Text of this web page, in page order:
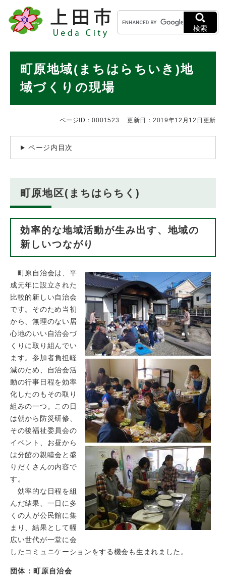
メニューを飛ばして本文へ
キ
ー
ワ
検
検索
町原地域(まちはらちいき)地
域づくりの現場
ページID：0001523 更新日：2019年12月12日更新
ページ内目次
町原地区(まちはらちく)
効率的な地域活動が生み出す、地域の
新しいつながり
町原自治会は、平
成元年に設立された
比較的新しい自治会
です。そのため当初
から、無理のない居
心地のいい自治会づ
くりに取り組んでい
ます。参加者負担軽
減のため、自治会活
動の行事日程を効率
化したのもその取り
組みの一つ。この日
は朝から防災研修、
その後福祉委員会の
イベント、お昼から
は分館の親睦会と盛
りだくさんの内容で
す。
効率的な日程を組
んだ結果、一日に多
くの人が公民館に集
まり、結果として幅
広い世代が一堂に会
したコミュニケーションをする機会も生まれました。
団体：町原自治会